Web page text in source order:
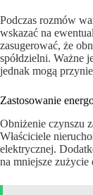
Podczas rozmów
wskazać na
zasugerować, że
spółdzielni. Ważne
jednak mogą
Zastosowanie
Obniżenie czynszu
Właściciele
elektrycznej.
na mniejsze